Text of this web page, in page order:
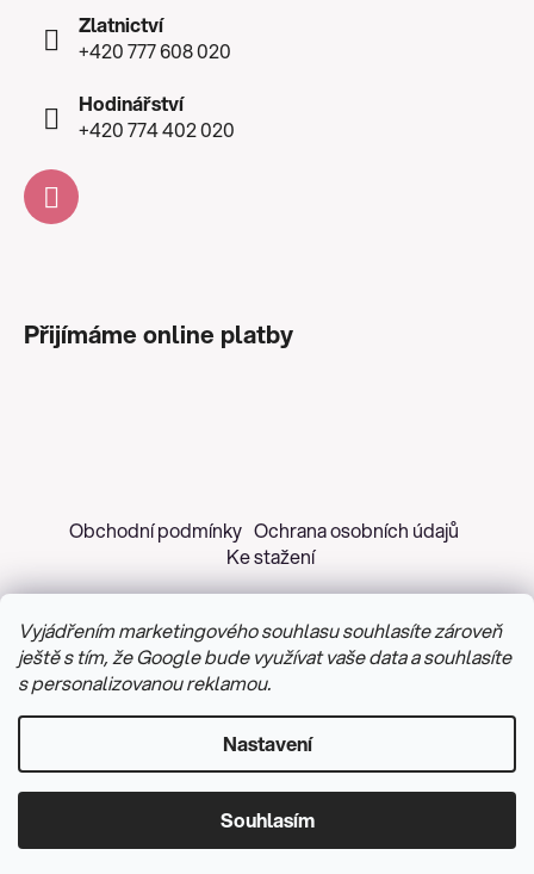
Vyjádřením marketingového souhlasu souhlasíte zároveň
ještě s tím, že Google bude využívat vaše data a souhlasíte
s personalizovanou reklamou.
Nastavení
Souhlasím
Zlatnictví
+420 777 608 020
Hodinářství
+420 774 402 020
Přijímáme online platby
Obchodní podmínky Ochrana osobních údajů
Ke stažení
Vytvořil Shoptet&PekneWeby
Upravit nastavení cookies